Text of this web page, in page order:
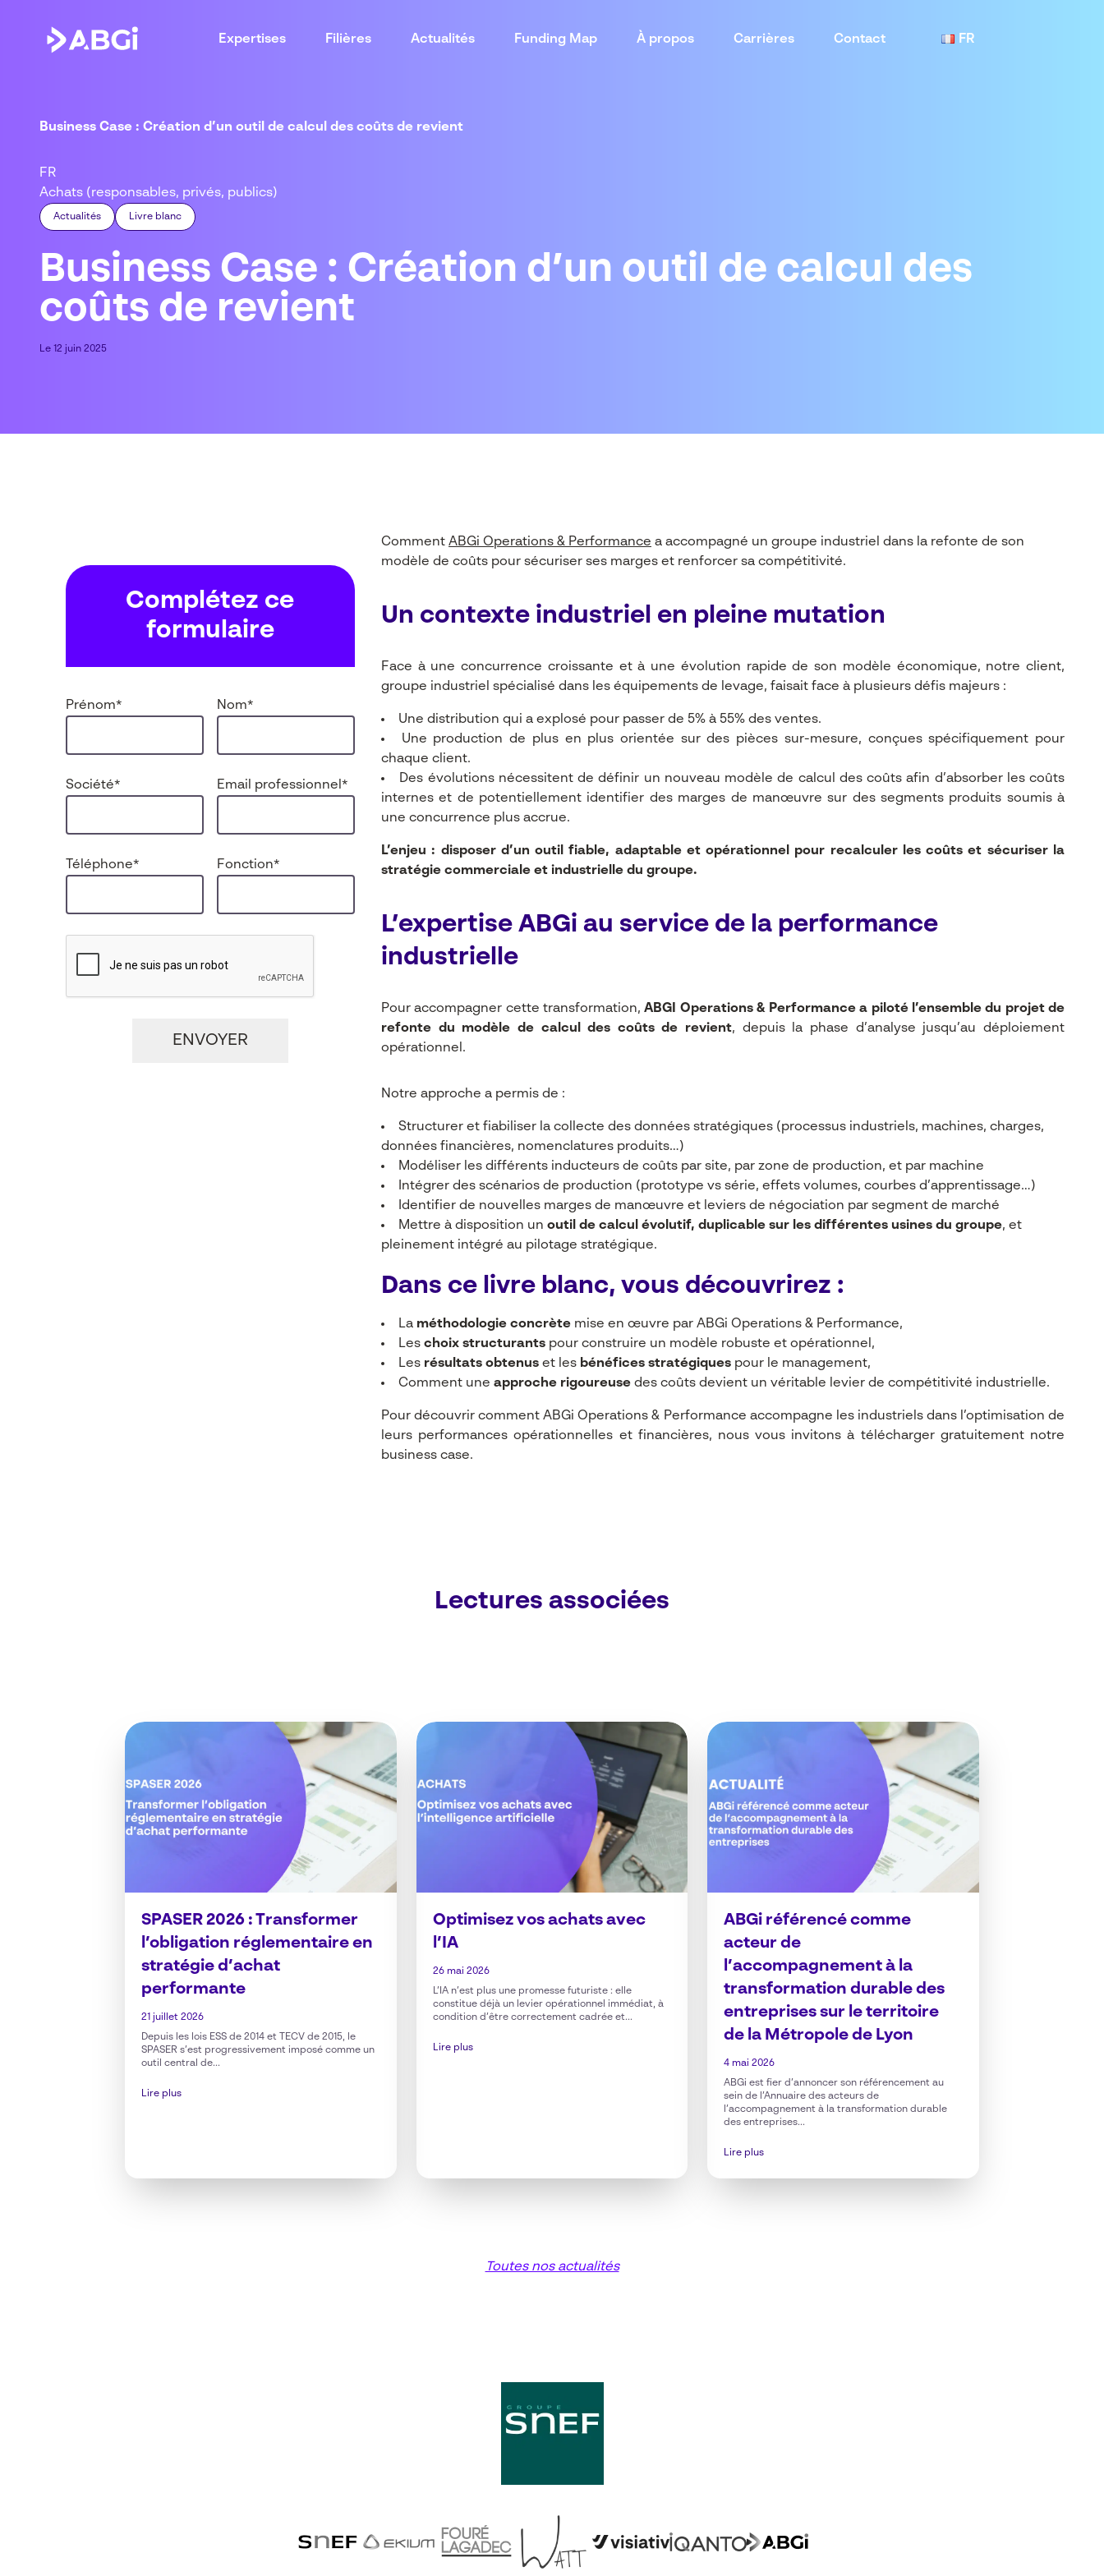
Expertises Filières Actualités Funding Map À propos Carrières Contact FR
Business Case : Création d’un outil de calcul des coûts de revient
FR
Achats (responsables, privés, publics)
Actualités Livre blanc
Business Case : Création d’un outil de calcul des
coûts de revient
Le 12 juin 2025
Complétez ce
formulaire
Prénom* Nom*
Société* Email professionnel *
Téléphone* Fonction*
Comment ABGi Operations & Performance a accompagné un groupe industriel dans la refonte de son
modèle de coûts pour sécuriser ses marges et renforcer sa compétitivité.
Un contexte industriel en pleine mutation
Face à une concurrence croissante et à une évolution rapide de son modèle économique, notre client,
groupe industriel spécialisé dans les équipements de levage, faisait face à plusieurs défis majeurs :
Une distribution qui a explosé pour passer de 5% à 55% des ventes.
Une production de plus en plus orientée sur des pièces sur-mesure, conçues spécifiquement pour
chaque client.
Des évolutions nécessitent de définir un nouveau modèle de calcul des coûts afin d’absorber les coûts
internes et de potentiellement identifier des marges de manœuvre sur des segments produits soumis à
une concurrence plus accrue.
L’enjeu : disposer d’un outil fiable, adaptable et opérationnel pour recalculer les coûts et sécuriser la
stratégie commerciale et industrielle du groupe.
L’expertise ABGi au service de la performance
industrielle
Pour accompagner cette transformation,ABGI Operations & Performance a piloté l’ensemble du projet de
refonte du modèle de calcul des coûts de revient, depuis la phase d’analyse jusqu’au déploiement
opérationnel.
Notre approche a permis de :
Structurer et fiabiliser la collecte des données stratégiques (processus industriels, machines, charges,
données financières, nomenclatures produits…)
Modéliser les différents inducteurs de coûts par site, par zone de production, et par machine
Intégrer des scénarios de production (prototype vs série, effets volumes, courbes d’apprentissage…)
Identifier de nouvelles marges de manœuvre et leviers de négociation par segment de marché
Mettre à disposition un outil de calcul évolutif, duplicable sur les différentes usines du groupe, et
pleinement intégré au pilotage stratégique.
Dans ce livre blanc, vous découvrirez :
La méthodologie concrète mise en œuvre par ABGi Operations & Performance,
Les choix structurants pour construire un modèle robuste et opérationnel,
Les résultats obtenus et les bénéfices stratégiques pour le management,
Comment une approche rigoureuse des coûts devient un véritable levier de compétitivité industrielle.
Pour découvrir comment ABGi Operations & Performance accompagne les industriels dans l’optimisation de
leurs performances opérationnelles et financières, nous vous invitons à télécharger gratuitement notre
business case.
Lectures associées
SPASER 2026 : Transformer
l’obligation réglementaire en
stratégie d’achat
performante
21 juillet 2026
Depuis les lois ESS de 2014 et TECV de 2015, le
SPASER s’est progressivement imposé comme un
outil central de...
Lire plus
Optimisez vos achats avec
l’IA
26 mai 2026
L’IA n’est plus une promesse futuriste : elle
constitue déjà un levier opérationnel immédiat, à
condition d’être correctement cadrée et...
Lire plus
ABGi référencé comme
acteur de
l’accompagnement à la
transformation durable des
entreprises sur le territoire
de la Métropole de Lyon
4 mai 2026
ABGi est fier d’annoncer son référencement au
sein de l’Annuaire des acteurs de
l’accompagnement à la transformation durable
des entreprises...
Lire plus
Toutes nos actualités